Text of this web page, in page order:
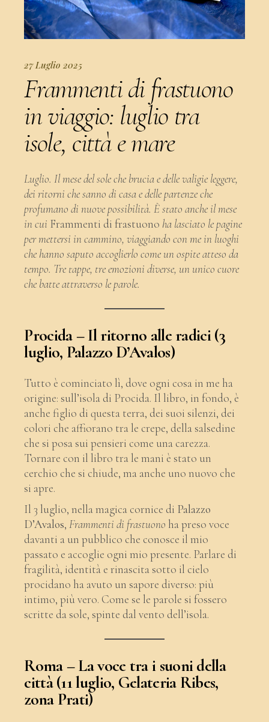
27 Luglio 2025
Frammenti di frastuono
in viaggio: luglio tra
isole, città e mare
Luglio. Il mese del sole che brucia e delle valigie leggere,
dei ritorni che sanno di casa e delle partenze che
profumano di nuove possibilità. È stato anche il mese
in cui Frammenti di frastuono ha lasciato le pagine
per mettersi in cammino, viaggiando con me in luoghi
che hanno saputo accoglierlo come un ospite atteso da
tempo. Tre tappe, tre emozioni diverse, un unico cuore
che batte attraverso le parole.
Procida – Il ritorno alle radici (3
luglio, Palazzo D’Avalos)
Tutto è cominciato lì, dove ogni cosa in me ha
origine: sull’isola di Procida. Il libro, in fondo, è
anche figlio di questa terra, dei suoi silenzi, dei
colori che affiorano tra le crepe, della salsedine
che si posa sui pensieri come una carezza.
Tornare con il libro tra le mani è stato un
cerchio che si chiude, ma anche uno nuovo che
si apre.
Il 3 luglio, nella magica cornice di Palazzo
D’Avalos,Frammenti di frastuono ha preso voce
davanti a un pubblico che conosce il mio
passato e accoglie ogni mio presente. Parlare di
fragilità, identità e rinascita sotto il cielo
procidano ha avuto un sapore diverso: più
intimo, più vero. Come se le parole si fossero
scritte da sole, spinte dal vento dell’isola.
Roma – La voce tra i suoni della
città (11 luglio, Gelateria Ribes,
zona Prati)